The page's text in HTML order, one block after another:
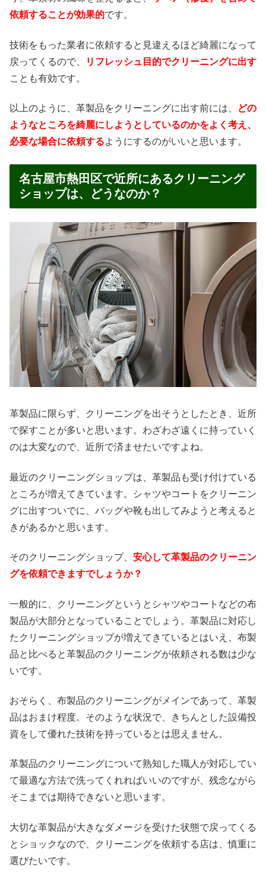
依頼することが効果的です。
技術をもった業者に依頼すると見違えるほど綺麗になって
戻ってくるので、
リフレッシュ目的でクリーニングに出す
ことも有効です。
以上のように、革製品をクリーニングに出す前には、
どの
ようなところを綺麗にしようとしているのかをよく考え、
必要な場合に依頼するようにするのがいいと思います。
名古屋市熱田区で近所にあるクリーニング
ショップは、どうなのか？
革製品に限らず、クリーニングを出そうとしたとき、近所
で探すことが多いと思います。わざわざ遠くに持っていく
のは大変なので、近所で済ませたいですよね。
最近のクリーニングショップは、革製品も受け付けている
ところが増えてきています。シャツやコートをクリーニン
グに出すついでに、バッグや靴も出してみようと考えると
きがあるかと思います。
そのクリーニングショップ、 安心して革製品のクリーニン
グを依頼できますでしょうか？
一般的に、クリーニングというとシャツやコートなどの布
製品が大部分となっていることでしょう。革製品に対応し
たクリーニングショップが増えてきているとはいえ、布製
品と比べると革製品のクリーニングが依頼される数は少な
いです。
おそらく、布製品のクリーニングがメインであって、革製
品はおまけ程度。そのような状況で、きちんとした設備投
資をして優れた技術を持っているとは思えません。
革製品のクリーニングについて熟知した職人が対応してい
て最適な方法で洗ってくれればいいのですが、残念ながら
そこまでは期待できないと思います。
大切な革製品が大きなダメージを受けた状態で戻ってくる
とショックなので、クリーニングを依頼する店は、慎重に
選びたいです。